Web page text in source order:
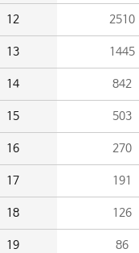
12 2510
13 1445
14 842
15 503
16 270
17 191
18 126
19 86